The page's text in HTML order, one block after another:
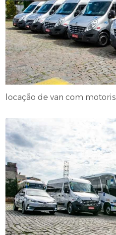
locação de van com